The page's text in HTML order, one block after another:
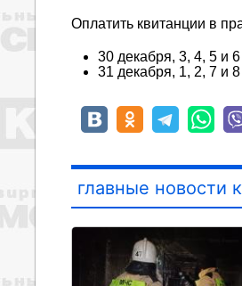
Оплатить квитанции в
30 декабря, 3, 4, 5 и
31 декабря, 1, 2, 7 и
главные новости